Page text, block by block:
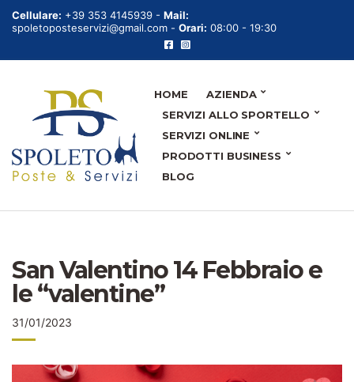
Cellulare: +39 353 4145939 - Mail:
spoletoposteservizi@gmail.com - Orari: 08:00 - 19:30
HOME
AZIENDA
SERVIZI ALLO SPORTELLO
SERVIZI ONLINE
PRODOTTI BUSINESS
BLOG
San Valentino 14 Febbraio e
le “valentine”
31/01/2023